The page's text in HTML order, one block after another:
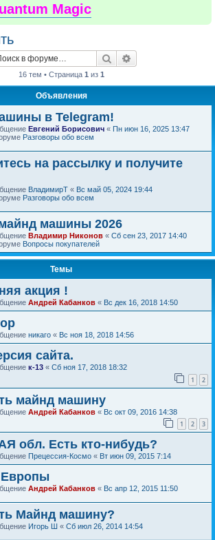
Magic
Поиск
16 тем • Страница 1 из 1
Объявления
в Telegram!
Евгений Борисович « Пн июн 16, 2025 13:47
Разговоры обо всем
на рассылку и получите
ВладимирТ « Вс май 05, 2024 19:44
Разговоры обо всем
машины 2026
Владимир Никонов « Сб сен 23, 2017 14:40
Вопросы покупателей
Темы
акция !
Андрей Кабанков « Вс дек 16, 2018 14:50
никаго « Вс ноя 18, 2018 14:56
сайта.
к-13 « Сб ноя 17, 2018 18:32
1 2
майнд машину
Андрей Кабанков « Вс окт 09, 2016 14:38
1 2 3
обл. Есть кто-нибудь?
Прецессия-Космо « Вт июн 09, 2015 7:14
Европы
Андрей Кабанков « Вс апр 12, 2015 11:50
Майнд машину?
Игорь Ш « Сб июл 26, 2014 14:54